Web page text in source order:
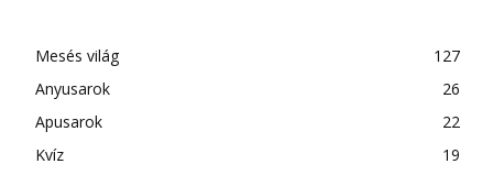
Mesés világ
127
Anyusarok
26
Apusarok
22
Kvíz
19